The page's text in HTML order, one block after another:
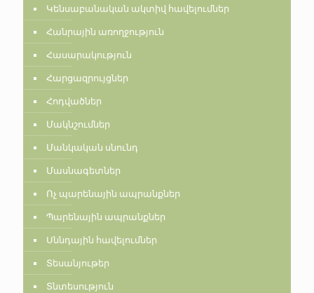
Կենսաբանական ակտիվ հավելումներ
Հանրային առողջություն
Հասարակություն
Հարցազրույցներ
Հոդվածներ
Մակնշումներ
Մանկական սնունդ
Մասնագետներ
Ոչ պարենային ապրանքներ
Պարենային ապրանքներ
Սննդային հավելումներ
Տեսանյութեր
Տնտեսություն